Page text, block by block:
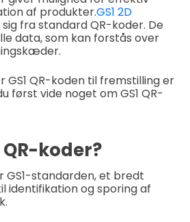
af produkter.GS1 2D
fra standard QR-koder. De
data, som kan forstås over
QR-koden til fremstilling er
først vide noget om GS1 QR-
QR-koder?
GS1-standarden, et bredt
identifikation og sporing af